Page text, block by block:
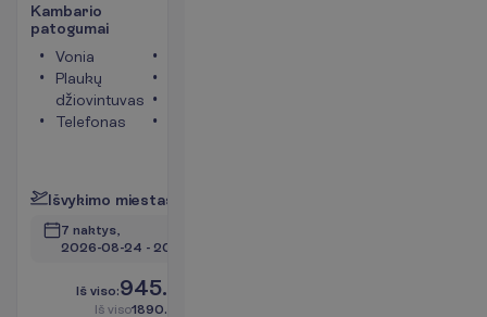
Kambario
patogumai
Vonia
Plaukų
džiovintuvas
Telefonas
Išvykimo miestas
7 naktys,
2026-08-24 - 2026-08-31
Iš viso:945.00
Iš viso1890.00